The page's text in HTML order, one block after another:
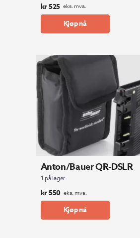
kr525 eks. mva.
Kjøp nå
Anton/Bauer QR-DSLR
1 på lager
kr550 eks. mva.
Kjøp nå